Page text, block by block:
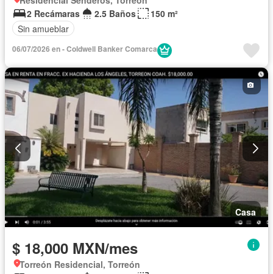
2 Recámaras
2.5 Baños
150 m²
Sin amueblar
06/07/2026 en - Coldwell Banker Comarca
Casa
$ 18,000 MXN/mes
Torreón Residencial, Torreón